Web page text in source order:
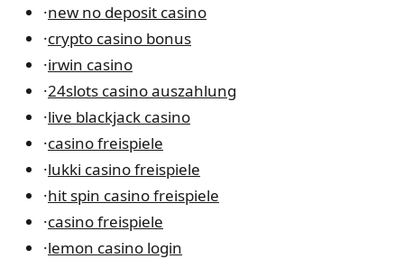
·new no deposit casino
·crypto casino bonus
·irwin casino
·24slots casino auszahlung
·live blackjack casino
·casino freispiele
·lukki casino freispiele
·hit spin casino freispiele
·casino freispiele
·lemon casino login